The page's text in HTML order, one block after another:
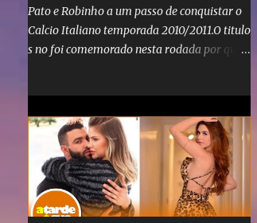
Pato e Robinho a um passo de conquistar o
Calcio Italiano temporada 2010/2011.O titulo
s no foi comemorado nesta rodada por que a
voltandoa Italia e para dirigir de novo a
Internazionale.Na velha bota tudo parece
definido e tem o Milan como virtual
campeao. ;